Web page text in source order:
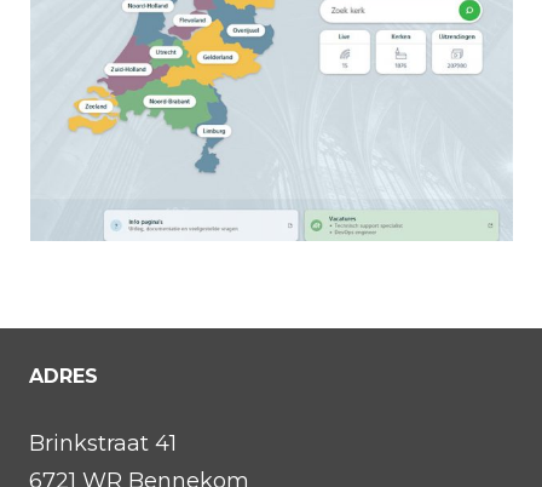
ADRES
Brinkstraat 41
6721 WR Bennekom